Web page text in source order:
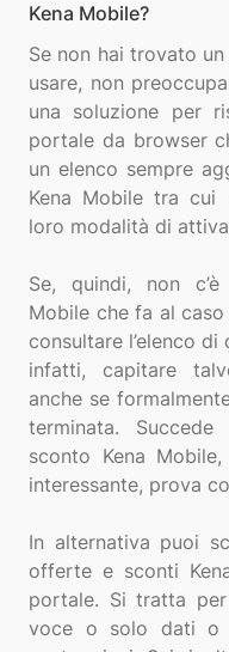
Kena Mobile?
Se non hai trovato
usare, non
una soluzione per
portale da browser
un elenco sempre
Kena Mobile tra cui
loro modalità di
Se, quindi, non
Mobile che fa al
consultare l’elenco
infatti, capitare
anche se
terminata.
sconto Kena
interessante, prova
In alternativa puoi
offerte e sconti
portale. Si tratta
voce o solo dati o